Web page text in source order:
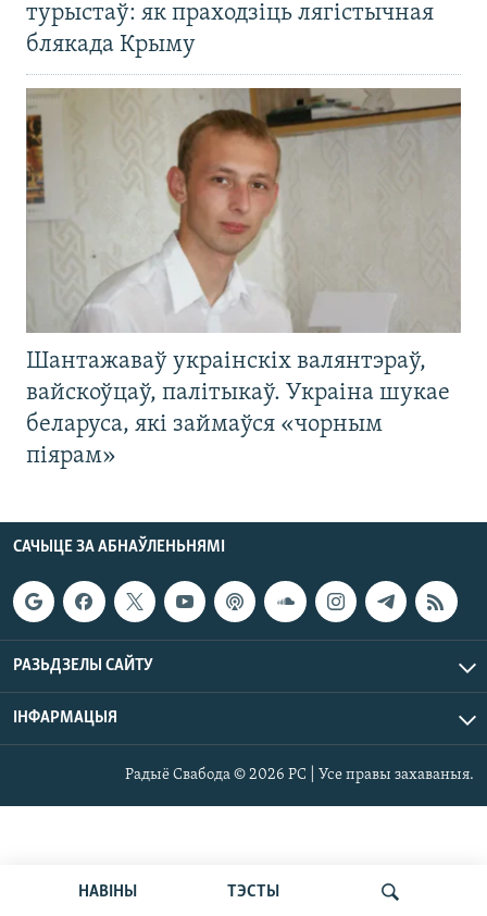
НАВІНЫ ТЭСТЫ
турыстаў: як праходзіць лягістычная
блякада Крыму
Шантажаваў украінскіх валянтэраў,
вайскоўцаў, палітыкаў. Украіна шукае
беларуса, які займаўся «чорным
піярам»
САЧЫЦЕ ЗА АБНАЎЛЕНЬНЯМІ
РАЗЬДЗЕЛЫ САЙТУ
ІНФАРМАЦЫЯ
Радыё Свабода © 2026 РС | Усе правы захаваныя.